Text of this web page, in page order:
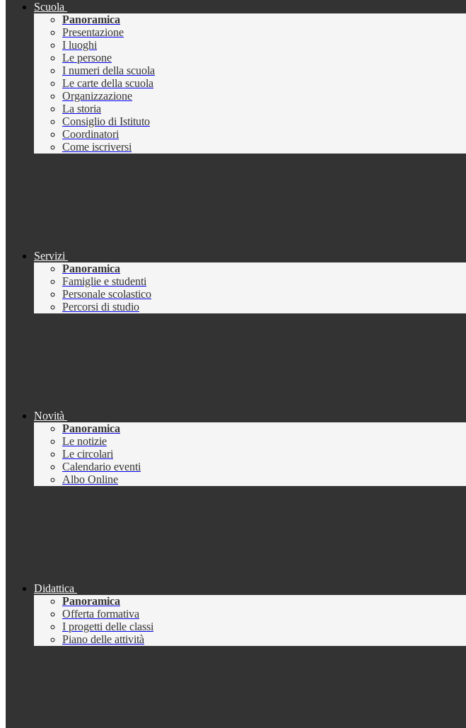
Scuola
Panoramica
Presentazione
I luoghi
Le persone
I numeri della scuola
Le carte della scuola
Organizzazione
La storia
Consiglio di Istituto
Coordinatori
Come iscriversi
Servizi
Panoramica
Famiglie e studenti
Personale scolastico
Percorsi di studio
Novità
Panoramica
Le notizie
Le circolari
Calendario eventi
Albo Online
Didattica
Panoramica
Offerta formativa
I progetti delle classi
Piano delle attività